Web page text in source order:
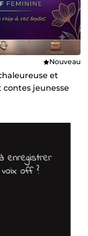
Nouveau
et
contes jeunesse